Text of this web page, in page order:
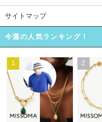
サイトマップ
今週の人気ランキング！
1 2